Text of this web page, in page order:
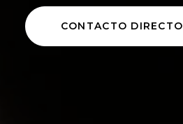
CONTACTO DIRECTO